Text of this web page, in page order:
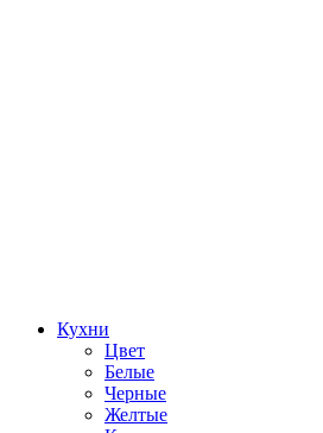
Кухни
Цвет
Белые
Черные
Желтые